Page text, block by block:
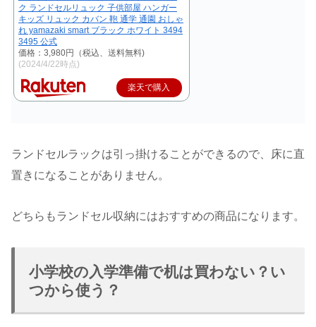
ク ランドセルリュック 子供部屋 ハンガー
キッズ リュック カバン 鞄 通学 通園 おしゃ
れ yamazaki smart ブラック ホワイト 3494
3495 公式
価格：3,980円（税込、送料無料)
(2024/4/22時点)
楽天で購入
ランドセルラックは引っ掛けることができるので、床に直
置きになることがありません。
どちらもランドセル収納にはおすすめの商品になります。
小学校の入学準備で机は買わない？い
つから使う？